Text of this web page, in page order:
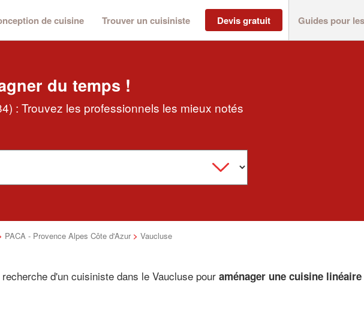
de cuisine Trouver un cuisiniste Devis gratuit Guides pour
du temps !
: Trouvez les professionnels les mieux notés
PACA - Provence Alpes Côte d'Azur > Vaucluse
d'un cuisiniste dans le Vaucluse pour aménager une cuisine